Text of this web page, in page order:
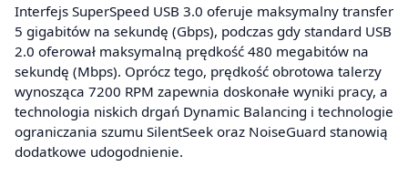
Interfejs SuperSpeed USB 3.0 oferuje maksymalny transfer
5 gigabitów na sekundę (Gbps), podczas gdy standard USB
2.0 oferował maksymalną prędkość 480 megabitów na
sekundę (Mbps). Oprócz tego, prędkość obrotowa talerzy
wynosząca 7200 RPM zapewnia doskonałe wyniki pracy, a
technologia niskich drgań Dynamic Balancing i technologie
ograniczania szumu SilentSeek oraz NoiseGuard stanowią
dodatkowe udogodnienie.